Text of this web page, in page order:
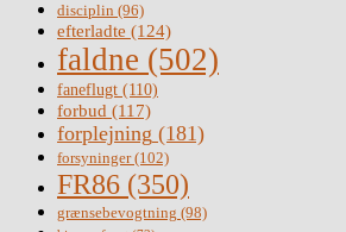
disciplin (96)
efterladte (124)
faldne (502)
faneflugt (110)
forbud (117)
forplejning (181)
forsyninger(102)
FR86 (350)
grænsebevogtning (98)